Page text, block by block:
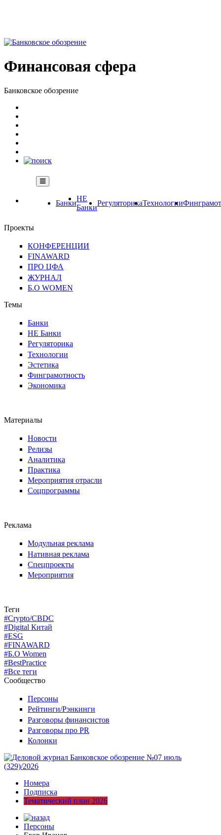
Финансовая сфера
Банковское обозрение
Банки
НЕ
Банки
РегуляторикаТехнологии
Проекты
КОНФЕРЕНЦИИ
FINAWARD
ПРО ЦФА
ЖУРНАЛ
Б.О WOMEN
Темы
Банки
НЕ Банки
Регуляторика
Технологии
Эстетика
Финграмотность
Экономика
Материалы
Новости
Релизы
Аналитика
Практика
Мероприятия отрасли
Соцпрограммы
Реклама
Модульная реклама
Нативная реклама
Спецпроекты
Мероприятия
Теги
#Crypto/CBDC
#Digital Китай
#ESG
#FINAWARD
#Б.О Women
#BestPractice
#Все теги
Сообщество
Персоны
Рейтинги/Рэнкинги
Разговоры финансистов
Разговоры про PR
Колонки
Номера
Подписка
Тематический план 2026
Персоны